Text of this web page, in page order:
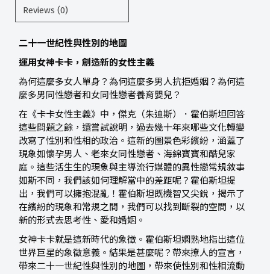
Reviews (0)
二十一世紀性與性別的地圖
運用女神卡卡，創造新的女性主義
為何這麼多女人單身？為何這麼多男人抗拒婚姻？為何這
麼多男同性戀者和女同性戀者養育嬰兒？
在《卡卡女性主義》中，傑克（朱迪斯）．霍伯斯坦回答
這些問題之餘，還嘗試說明，過去幾十年來哪些文化轉變
改寫了性別和性相的政治。這新的圖景色彩繽紛，涵蓋了
現象如懷孕男人、老來女同性戀者、海綿寶寶和酷兒家
庭。這些活生生的現象與主導流行媒體的異性戀常規敘事
如斯不同，我們該如何理解當中的差距呢？霍伯斯坦提
出，我們可以擁抱混亂！霍伯斯坦既機智又尖銳，揭示了
在繽紛的現象和常規之間，我們可以找到斷裂的空間，以
新的形式去思考性、愛和婚姻。
女神卡卡就是這新時代的象徵。霍伯斯坦嫻熟地指出這位
世界巨星的象徵意義。結果是甚麼呢？帶來撩人的宣言，
帶來二十一世紀性與性別的地圖，帶來使性別和性相流動